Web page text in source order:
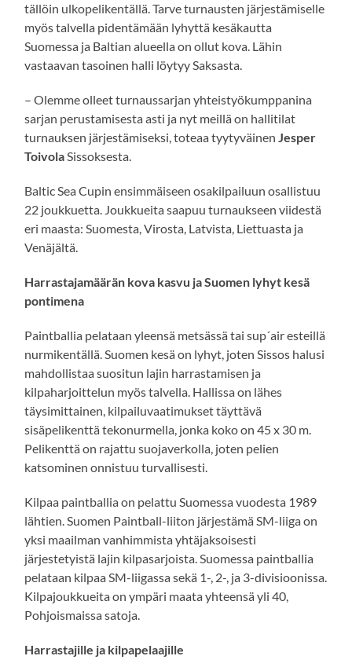
tällöin ulkopelikentällä. Tarve turnausten järjestämiselle
myös talvella pidentämään lyhyttä kesäkautta
Suomessa ja Baltian alueella on ollut kova. Lähin
vastaavan tasoinen halli löytyy Saksasta.
– Olemme olleet turnaussarjan yhteistyökumppanina
sarjan perustamisesta asti ja nyt meillä on hallitilat
turnauksen järjestämiseksi, toteaa tyytyväinenJesper
ToivolaSissoksesta.
Baltic Sea Cupin ensimmäiseen osakilpailuun osallistuu
22 joukkuetta. Joukkueita saapuu turnaukseen viidestä
eri maasta: Suomesta, Virosta, Latvista, Liettuasta ja
Venäjältä.
Harrastajamäärän kova kasvu ja Suomen lyhyt kesä
pontimena
Paintballia pelataan yleensä metsässä tai sup´air esteillä
nurmikentällä. Suomen kesä on lyhyt, joten Sissos halusi
mahdollistaa suositun lajin harrastamisen ja
kilpaharjoittelun myös talvella. Hallissa on lähes
täysimittainen, kilpailuvaatimukset täyttävä
sisäpelikenttä tekonurmella, jonka koko on 45 x 30 m.
Pelikenttä on rajattu suojaverkolla, joten pelien
katsominen onnistuu turvallisesti.
Kilpaa paintballia on pelattu Suomessa vuodesta 1989
lähtien. Suomen Paintball-liiton järjestämä SM-liiga on
yksi maailman vanhimmista yhtäjaksoisesti
järjestetyistä lajin kilpasarjoista. Suomessa paintballia
pelataan kilpaa SM-liigassa sekä 1-, 2-, ja 3-divisioonissa.
Kilpajoukkueita on ympäri maata yhteensä yli 40,
Pohjoismaissa satoja.
Harrastajille ja kilpapelaajille